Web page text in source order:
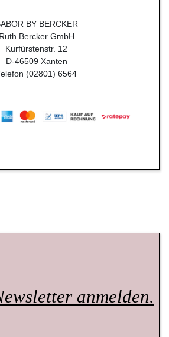
BY BERCKER
Ruth Bercker GmbH
Kurfürstenstr. 12
D-46509 Xanten
(02801) 6564
anmelden.